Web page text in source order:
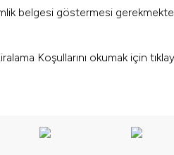
belgesi göstermesi
Koşullarını okumak için